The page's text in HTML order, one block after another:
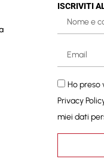
ISCRIVITI
Ho preso
Privacy
miei dati